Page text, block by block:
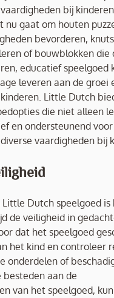
bij kinderen
nu gaat om houten
bevorderen,
of bouwblokken die
educatief speelgoed
leveren aan de groei
Little Dutch
die niet alleen
en ondersteunend
vaardigheden bij
Little Dutch speelgoed is
de veiligheid in
dat het speelgoed
het kind en controleer
onderdelen of
aan de
van het speelgoed,